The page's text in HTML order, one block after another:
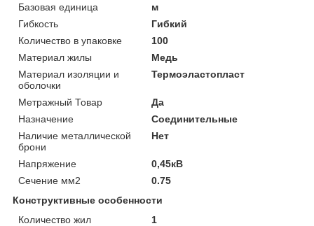
Базовая единица
м
Гибкость
Гибкий
Количество в упаковке
100
Материал жилы
Медь
Материал изоляции и
оболочки
Термоэластопласт
Метражный Товар
Да
Назначение
Соединительные
Наличие металлической
брони
Нет
Напряжение
0,45кВ
Сечение мм2
0.75
Конструктивные особенности
Количество жил
1